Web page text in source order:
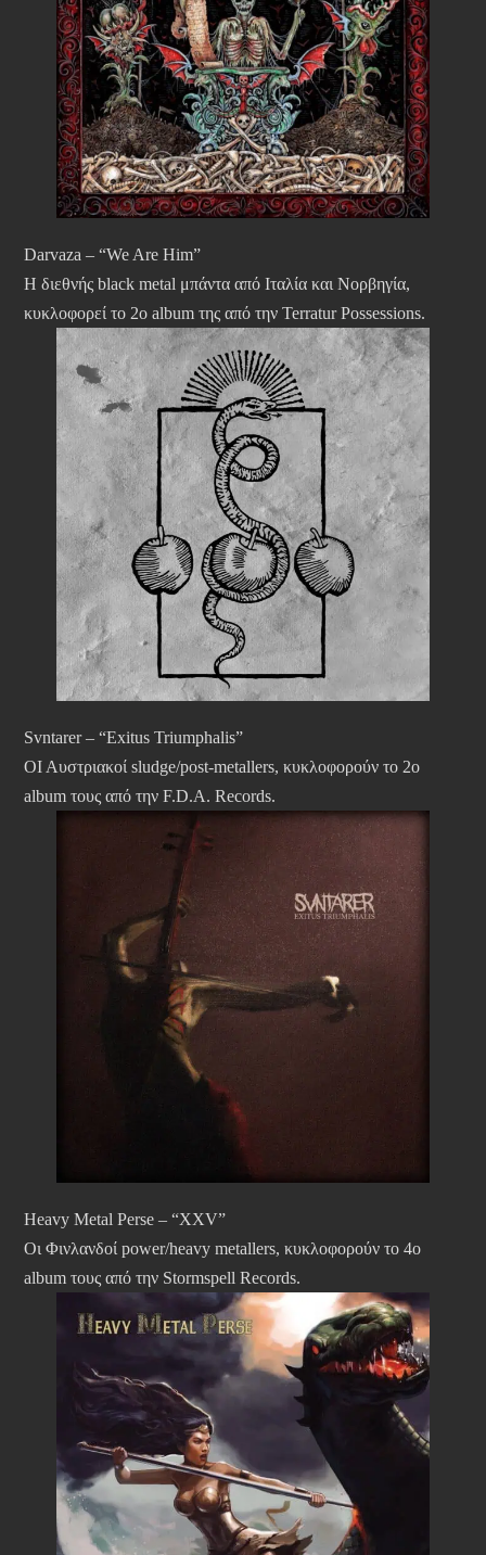
Darvaza – “We Are Him”
Η διεθνής black metal μπάντα από Ιταλία και Νορβηγία,
κυκλοφορεί το 2ο album της από την Terratur Possessions.
Svntarer – “Exitus Triumphalis”
ΟΙ Αυστριακοί sludge/post-metallers, κυκλοφορούν το 2ο
album τους από την F.D.A. Records.
Heavy Metal Perse – “XXV”
Οι Φινλανδοί power/heavy metallers, κυκλοφορούν το 4ο
album τους από την Stormspell Records.